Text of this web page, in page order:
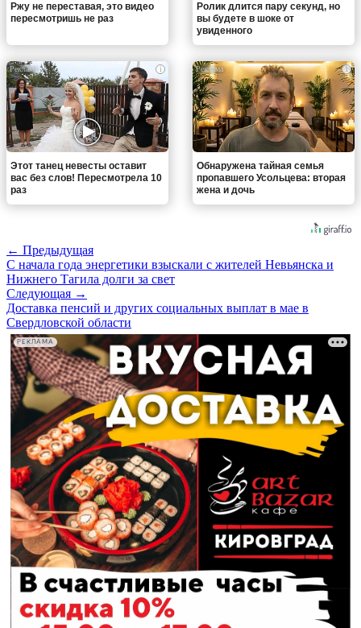
Ржу не переставая, это видео
пересмотришь не раз
Ролик длится пару секунд, но
вы будете в шоке от
увиденного
i
Этот танец невесты оставит
вас без слов! Пересмотрела 10
раз
i
Обнаружена тайная семья
пропавшего Усольцева: вторая
жена и дочь
← Предыдущая
С начала года энергетики взыскали с жителей Невьянска и
Нижнего Тагила долги за свет
Следующая →
Доставка пенсий и других социальных выплат в мае в
Свердловской области
РЕКЛАМА